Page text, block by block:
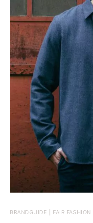
BRANDGUIDE | FAIR FASHION